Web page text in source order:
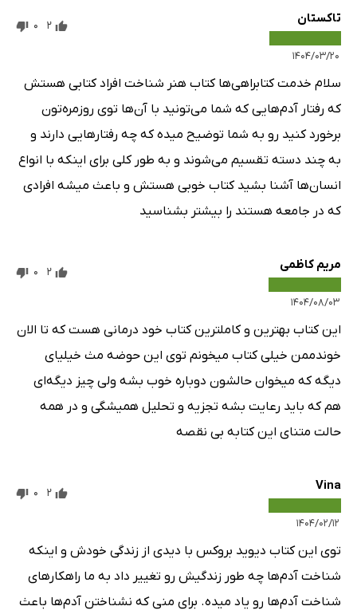
تاکستان
۱۴۰۴/۰۳/۲۰
2
0
سلام خدمت کتابراهی‌ها کتاب هنر شناخت افراد کتابی هستش
که رفتار آدم‌هایی که شما می‌تونید با آن‌ها توی روزمره‌تون
برخورد کنید رو به شما توضیح میده که چه رفتارهایی دارند و
به چند دسته تقسیم می‌شوند و به طور کلی برای اینکه با انواع
انسان‌ها آشنا بشید کتاب خوبی هستش و باعث میشه افرادی
که در جامعه هستند را بیشتر بشناسید
مریم کاظمی
۱۴۰۴/۰۸/۰۳
2
0
این کتاب بهترین و کاملترین کتاب خود درمانی هست که تا الان
خوندممن خیلی کتاب میخونم توی این حوضه مث خیلیای
دیگه که میخوان حالشون دوباره خوب بشه ولی چیز دیگه‌ای
هم که باید رعایت بشه تجزیه و تحلیل همیشگی و در همه
حالت متنای این کتابه بی نقصه
Vina
۱۴۰۴/۰۲/۱۲
2
0
توی این کتاب دیوید بروکس با دیدی از زندگی خودش و اینکه
شناخت آدم‌ها چه طور زندگیش رو تغییر داد به ما راهکار‌های
شناخت آدم‌ها رو یاد میده. برای منی که نشناختن آدم‌ها باعث